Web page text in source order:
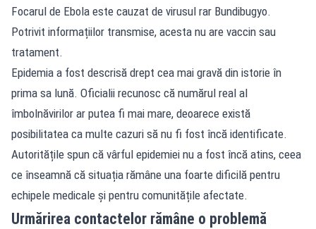
Focarul de Ebola este cauzat de virusul rar Bundibugyo.
Potrivit informațiilor transmise, acesta nu are vaccin sau
tratament.
Epidemia a fost descrisă drept cea mai gravă din istorie în
prima sa lună. Oficialii recunosc că numărul real al
îmbolnăvirilor ar putea fi mai mare, deoarece există
posibilitatea ca multe cazuri să nu fi fost încă identificate.
Autoritățile spun că vârful epidemiei nu a fost încă atins, ceea
ce înseamnă că situația rămâne una foarte dificilă pentru
echipele medicale și pentru comunitățile afectate.
Urmărirea contactelor rămâne o problemă